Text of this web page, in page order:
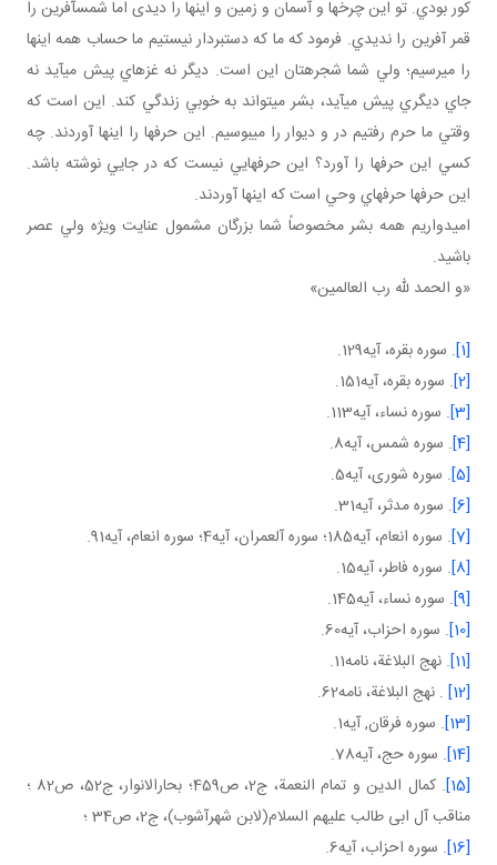
کور بودي. تو اين چرخ ها و آسمان و زمين و اينها را ديدی اما شمس آفرين را
قمر آفرين را نديدي. فرمود که ما که دست بردار نيستيم ما حساب همه اينها
را مي رسيم؛ ولي شما شجره تان اين است. ديگر نه غزه اي پيش مي آيد نه
جاي ديگري پيش مي آيد، بشر مي تواند به خوبي زندگي کند. اين است که
وقتي ما حرم رفتيم در و ديوار را مي بوسيم. اين حرف ها را اينها آوردند. چه
کسي اين حرف ها را آورد؟ اين حرف هايي نيست که در جايي نوشته باشد.
اين حرف ها حرف هاي وحي است که اينها آوردند.
اميدواريم همه بشر مخصوصاً شما بزرگان مشمول عنايت ويژه ولي عصر
باشيد.
«و الحمد لله رب العالمين»
[1] . سوره بقره، آيه129.
[2] . سوره بقره، آيه151.
[3]
. سوره نساء، آيه113.
[4] . سوره شمس، آيه8.
[5] . سوره شوری، آيه5.
[6] . سوره مدثر، آيه31.
[7] . سوره انعام، آيه185؛ سوره آل عمران، آيه4؛ سوره انعام، آيه91.
[8] . سوره فاطر، آيه15.
[9] . سوره نساء، آيه145.
[10]
. سوره احزاب، آيه60.
[11]
. نهج البلاغة، نامه11.
[12]
. نهج البلاغة، نامه62.
[13]
. سوره فرقان, آيه1.
[14]
. سوره حج، آيه78.
[15]
. کمال الدين و تمام النعمة، ج2، ص459؛ بحارالانوار، ج52، ص82 ؛
مناقب آل ابی طالب عليهم السلام(لابن شهرآشوب)، ج2، ص34 ؛
[16]
. سوره احزاب، آيه6.